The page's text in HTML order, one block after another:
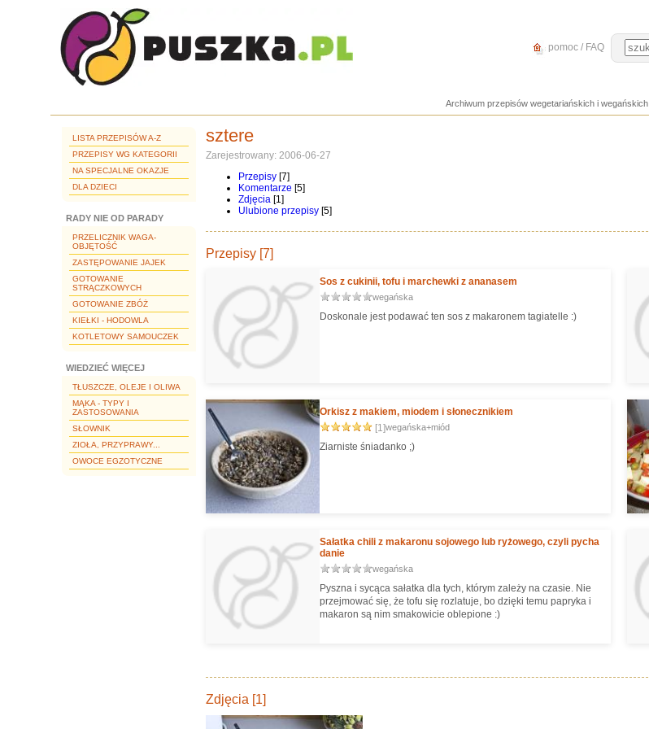
pomoc / FAQ
Archiwum przepisów wegetariańskich i wegańskich
LISTA PRZEPISÓW A-Z
PRZEPISY WG KATEGORII
NA SPECJALNE OKAZJE
DLA DZIECI
RADY NIE OD PARADY
PRZELICZNIK WAGA-
OBJĘTOŚĆ
ZASTĘPOWANIE JAJEK
GOTOWANIE
STRĄCZKOWYCH
GOTOWANIE ZBÓŻ
KIEŁKI - HODOWLA
KOTLETOWY SAMOUCZEK
WIEDZIEĆ WIĘCEJ
TŁUSZCZE, OLEJE I OLIWA
MĄKA - TYPY I
ZASTOSOWANIA
SŁOWNIK
ZIOŁA, PRZYPRAWY...
OWOCE EGZOTYCZNE
sztere
Zarejestrowany: 2006-06-27
Przepisy [7]
Komentarze [5]
Zdjęcia [1]
Ulubione przepisy [5]
Przepisy [7]
Sos z cukinii, tofu i marchewki z ananasem
wegańska
Doskonale jest podawać ten sos z makaronem tagiatelle :)
Orkisz z makiem, miodem i słonecznikiem
[1]wegańska+miód
Ziarniste śniadanko ;)
Sałatka chili z makaronu sojowego lub ryżowego, czyli pycha
danie
wegańska
Pyszna i sycąca sałatka dla tych, którym zależy na czasie. Nie
przejmować się, że tofu się rozlatuje, bo dzięki temu papryka i
makaron są nim smakowicie oblepione :)
Zdjęcia [1]